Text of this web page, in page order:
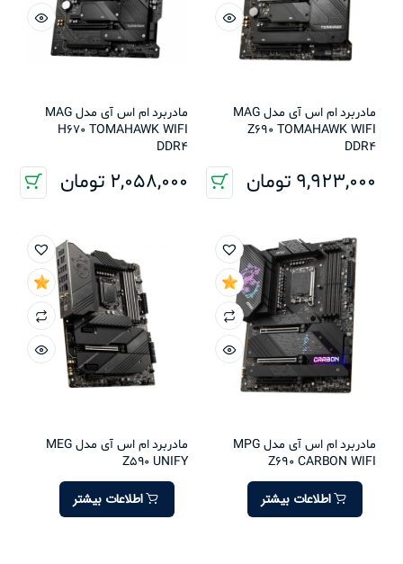
مادربرد ام اس آی مدل MAG
Z690 TOMAHAWK WIFI
DDR4
9,923,000 تومان
مادربرد ام اس آی مدل MAG
H670 TOMAHAWK WIFI
DDR4
2,058,000 تومان
مادربرد ام اس آی مدل MPG
Z690 CARBON WIFI
اطلاعات بیشتر
مادربرد ام اس آی مدل MEG
Z590 UNIFY
اطلاعات بیشتر